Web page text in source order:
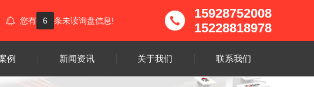
您有 6 条未读询盘信息!
15928752008
15228818978
例 新闻资讯 关于我们 联系我们